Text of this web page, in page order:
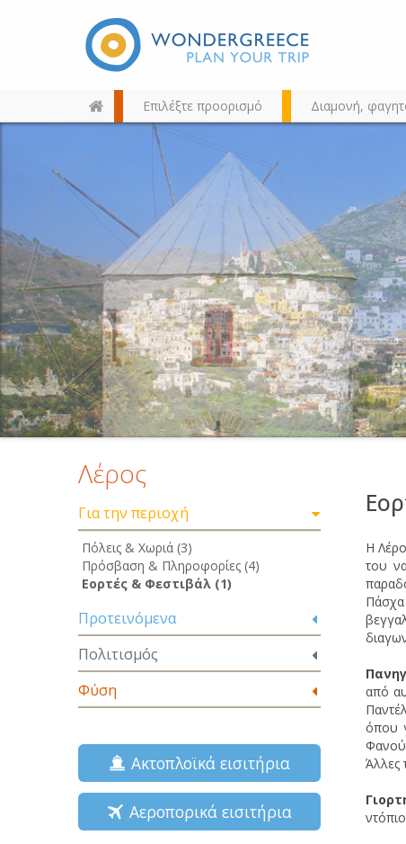
Επιλέξτε προορισμό Διαμονή,
Διαλέξτε τον προορισμό σας
από τον χάρτη, την αναζήτηση
ή αλφαβητικά
Λέρος
Για την περιοχή
Πόλεις & Χωριά (3)
Πρόσβαση & Πληροφορίες (4)
Εορτές & Φεστιβάλ (1)
Προτεινόμενα
Πολιτισμός
Φύση
Ακτοπλοϊκά εισιτήρια
Αεροπορικά εισιτήρια
Η
του
Πάσχα
από
όπου
Άλλες